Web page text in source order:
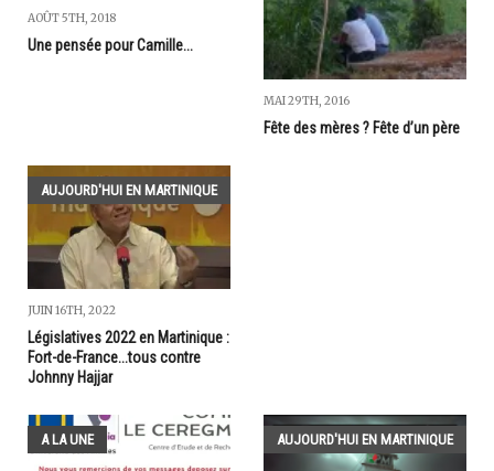
AOÛT 5TH, 2018
Une pensée pour Camille...
MAI 29TH, 2016
Fête des mères ? Fête d’un père
AUJOURD'HUI EN MARTINIQUE
JUIN 16TH, 2022
Législatives 2022 en Martinique :
Fort-de-France...tous contre
Johnny Hajjar
A LA UNE AUJOURD'HUI EN MARTINIQUE